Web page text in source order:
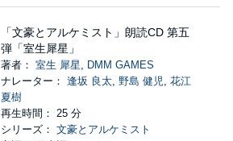
「文豪とアルケミスト」朗読CD 第五
弾「室生犀星」
著者： 室生 犀星
DMM GAMES
ナレーター： 逢坂 良太, 野島 健児
花江
夏樹
再生時間： 25 分
シリーズ： 文豪とアルケミスト